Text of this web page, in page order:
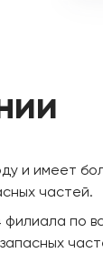
и имеет
частей.
по